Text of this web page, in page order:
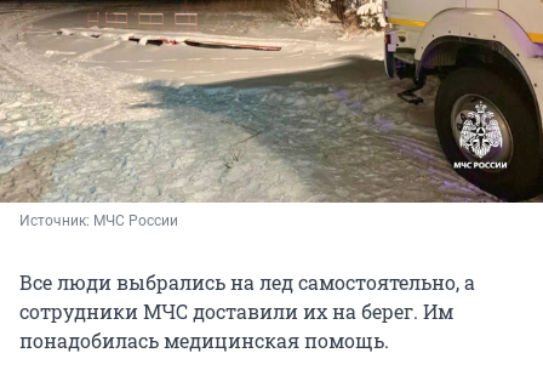
Источник: МЧС России
Все люди выбрались на лед самостоятельно, а
сотрудники МЧС доставили их на берег. Им
понадобилась медицинская помощь.